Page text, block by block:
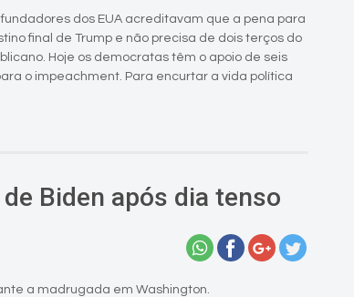
dos EUA acreditavam que a pena para
final de Trump e não precisa de dois terços do
Hoje os democratas têm o apoio de seis
o impeachment. Para encurtar a vida política
Biden após dia tenso
a madrugada em Washington.